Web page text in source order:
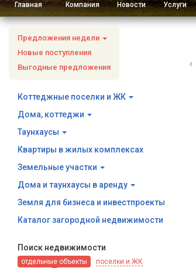
Главная Компания Новости Услуги
Предложения недели
Новые поступления
Выгодные предложения
Коттеджные поселки и ЖК
Дома, коттеджи
Таунхаусы
Квартиры в жилых комплексах
Земельные участки
Дома и таунхаусы в аренду
Земля для бизнеса и инвестпроекты
Каталог загородной недвижимости
Поиск недвижимости
отдельные объекты поселки и ЖК